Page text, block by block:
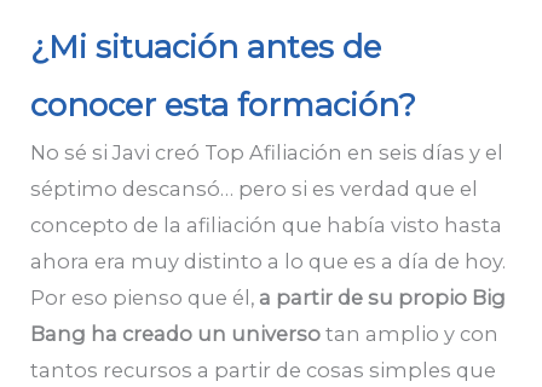
¿Mi situación antes de
conocer esta formación?
No sé si Javi creó Top Afiliación en seis días y el
séptimo descansó… pero si es verdad que el
concepto de la afiliación que había visto hasta
ahora era muy distinto a lo que es a día de hoy.
Por eso pienso que él, a partir de su propio Big
Bang ha creado un universo tan amplio y con
tantos recursos a partir de cosas simples que